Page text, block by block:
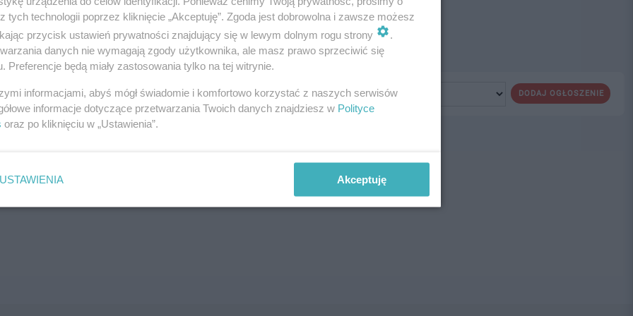
SZUKAJ
DODAJ OGŁOSZENIE
ogłoszenie nie istnieje lub nie jest jeszcze aktywne!
tych technologii poprzez kliknięcie „Akceptuję”. Zgoda jest dobrowolna i zawsze możesz
przycisk ustawień prywatności znajdujący się w lewym dolnym rogu strony
danych nie wymagają zgody użytkownika, ale masz prawo sprzeciwić się
Preferencje będą miały zastosowania tylko na tej witrynie.
informacjami, abyś mógł świadomie i komfortowo korzystać z naszych serwisów
informacje dotyczące przetwarzania Twoich danych znajdziesz w Polityce
oraz po kliknięciu w „Ustawienia”.
USTAWIENIA Akceptuję